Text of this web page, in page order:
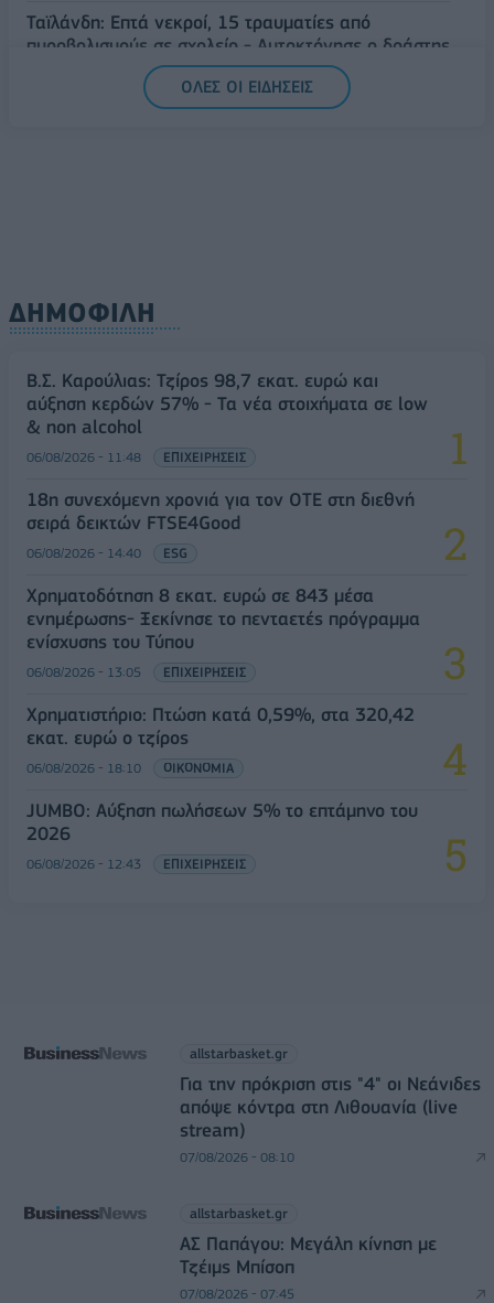
Ταϊλάνδη: Επτά νεκροί, 15 τραυματίες από
πυροβολισμούς σε σχολείο - Αυτοκτόνησε ο δράστης
ΟΛΕΣ ΟΙ ΕΙΔΗΣΕΙΣ
ΔΗΜΟΦΙΛΗ
Β.Σ. Καρούλιας: Τζίρος 98,7 εκατ. ευρώ και
αύξηση κερδών 57% - Τα νέα στοιχήματα σε low
& non alcohol
06/08/2026 - 11:48 ΕΠΙΧΕΙΡΗΣΕΙΣ
18η συνεχόμενη χρονιά για τον ΟΤΕ στη διεθνή
σειρά δεικτών FTSE4Good
06/08/2026 - 14:40 ESG
Χρηματοδότηση 8 εκατ. ευρώ σε 843 μέσα
ενημέρωσης- Ξεκίνησε το πενταετές πρόγραμμα
ενίσχυσης του Τύπου
06/08/2026 - 13:05 ΕΠΙΧΕΙΡΗΣΕΙΣ
Χρηματιστήριο: Πτώση κατά 0,59%, στα 320,42
εκατ. ευρώ ο τζίρος
06/08/2026 - 18:10 ΟΙΚΟΝΟΜΙΑ
JUMBO: Αύξηση πωλήσεων 5% το επτάμηνο του
2026
06/08/2026 - 12:43 ΕΠΙΧΕΙΡΗΣΕΙΣ
allstarbasket.gr
Για την πρόκριση στις "4" οι Νεάνιδες
απόψε κόντρα στη Λιθουανία (live
stream)
07/08/2026 - 08:10
allstarbasket.gr
ΑΣ Παπάγου: Μεγάλη κίνηση με
Τζέιμς Μπίσοπ
07/08/2026 - 07:45